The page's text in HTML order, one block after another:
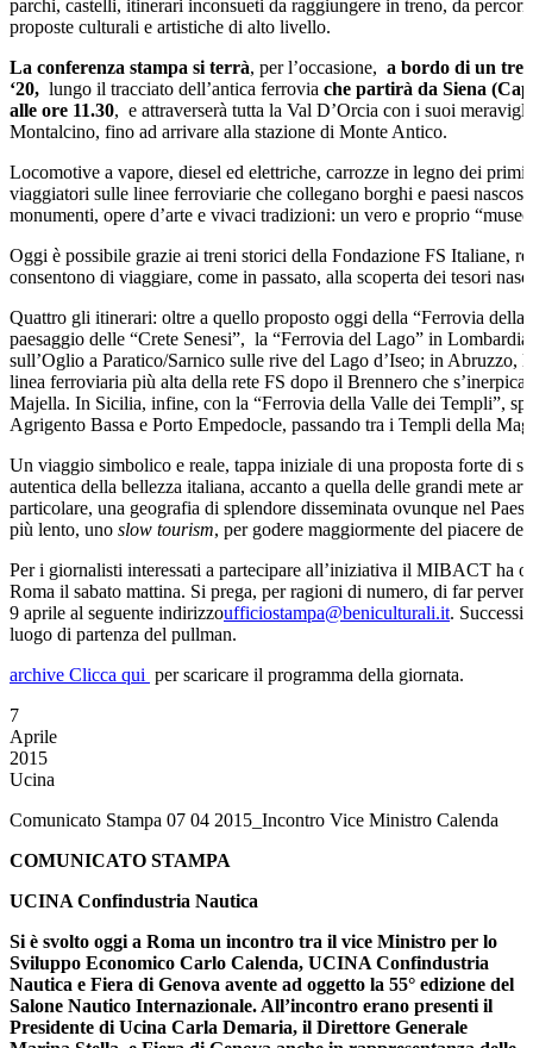
parchi, castelli, itinerari inconsueti da raggiungere in treno, da
proposte culturali e artistiche di alto livello.
La conferenza stampa si terrà, per l’occasione, a bordo di un
‘20, lungo il tracciato dell’antica ferrovia che partirà da Siena
alle ore 11.30, e attraverserà tutta la Val D’Orcia con i suoi
Montalcino, fino ad arrivare alla stazione di Monte Antico.
Locomotive a vapore, diesel ed elettriche, carrozze in legno dei
viaggiatori sulle linee ferroviarie che collegano borghi e paesi
monumenti, opere d’arte e vivaci tradizioni: un vero e proprio
Oggi è possibile grazie ai treni storici della Fondazione FS Italiane,
consentono di viaggiare, come in passato, alla scoperta dei tesori
Quattro gli itinerari: oltre a quello proposto oggi della “Ferrovia della
paesaggio delle “Crete Senesi”, la “Ferrovia del Lago” in
sull’Oglio a Paratico/Sarnico sulle rive del Lago d’Iseo; in Abruzzo,
linea ferroviaria più alta della rete FS dopo il Brennero che
Majella. In Sicilia, infine, con la “Ferrovia della Valle dei Templi”,
Agrigento Bassa e Porto Empedocle, passando tra i Templi della
Un viaggio simbolico e reale, tappa iniziale di una proposta forte di
autentica della bellezza italiana, accanto a quella delle grandi mete
particolare, una geografia di splendore disseminata ovunque nel
più lento, uno slow tourism, per godere maggiormente del piacere
Per i giornalisti interessati a partecipare all’iniziativa il MIBACT ha
Roma il sabato mattina. Si prega, per ragioni di numero, di far
9 aprile al seguente indirizzoufficiostampa@beniculturali.it.
luogo di partenza del pullman.
archive Clicca qui per scaricare il programma della giornata.
7
Aprile
2015
Ucina
Comunicato Stampa 07 04 2015_Incontro Vice Ministro Calenda
COMUNICATO STAMPA
UCINA Confindustria Nautica
Si è svolto oggi a Roma un incontro tra il vice Ministro per lo
Sviluppo Economico Carlo Calenda, UCINA Confindustria
Nautica e Fiera di Genova avente ad oggetto la 55° edizione del
Salone Nautico Internazionale. All’incontro erano presenti il
Presidente di Ucina Carla Demaria, il Direttore Generale